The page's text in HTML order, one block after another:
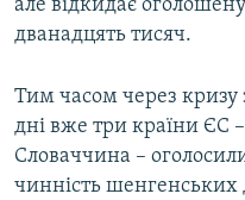
але відкидає
дванадцять тисяч.
Тим часом через кризу
дні вже три країни ЄС
Словаччина –
чинність шенгенських